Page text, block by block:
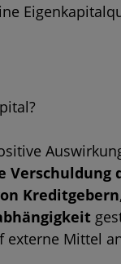
Verschuldung
Mittel